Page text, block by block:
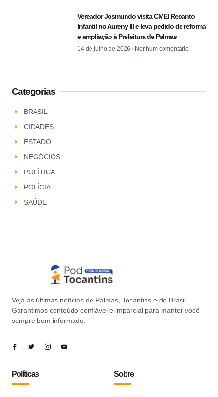
Vereador Josmundo visita CMEI Recanto
Infantil no Aureny III e leva pedido de reforma
e ampliação à Prefeitura de Palmas
14 de julho de 2026 Nenhum comentário
Categorias
BRASIL
CIDADES
ESTADO
NEGÓCIOS
POLÍTICA
POLÍCIA
SAÚDE
Veja as últimas notícias de Palmas, Tocantins e do Brasil.
Garantimos conteúdo confiável e imparcial para manter você
sempre bem informado.
Políticas Sobre